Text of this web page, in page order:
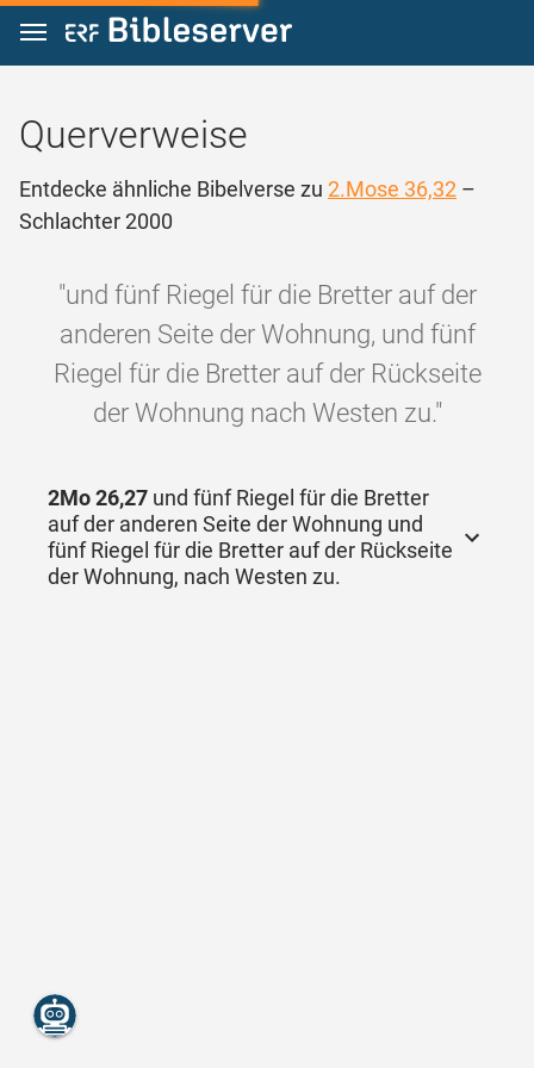
Zum Inhalt springen
Querverweise
Entdecke ähnliche Bibelverse zu 2.Mose 36,32 –
Schlachter 2000
"und fünf Riegel für die Bretter auf der
anderen Seite der Wohnung, und fünf
Riegel für die Bretter auf der Rückseite
der Wohnung nach Westen zu."
2Mo 26,27 und fünf Riegel für die Bretter
auf der anderen Seite der Wohnung und
fünf Riegel für die Bretter auf der Rückseite
der Wohnung, nach Westen zu.